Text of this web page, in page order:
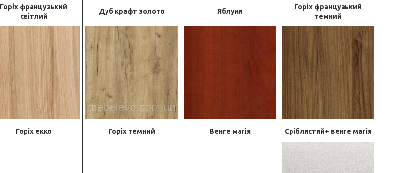
Горіх французький
світлий
Дуб крафт золото Яблуня
Горіх французький
темний
Горіх екко Горіх темний Венге магія Сріблястий+ венге магія